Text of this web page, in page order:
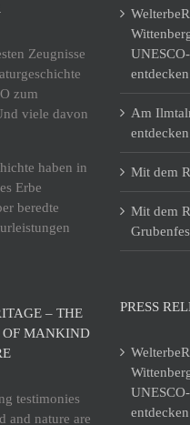
Zeugnisse
zum
viele davon
haben in
Erbe
beredte
– THE
OF MANKIND
testimonies
and nature are
entdecken
Am
entdecken
Mit dem
Mit dem
PRESS
entdecken